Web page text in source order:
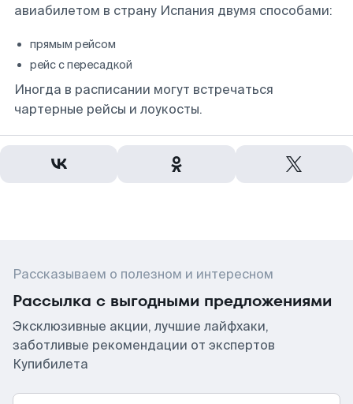
авиабилетом в страну Испания двумя способами:
прямым рейсом
рейс с пересадкой
Иногда в расписании могут встречаться
чартерные рейсы и лоукосты.
Рассказываем о полезном и интересном
Рассылка с выгодными предложениями
Эксклюзивные акции, лучшие лайфхаки,
заботливые рекомендации от экспертов
Купибилета